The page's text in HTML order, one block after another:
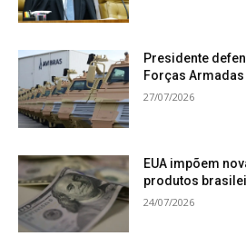
Presidente
Forças Armadas
27/07/2026
EUA impõem
produtos
24/07/2026